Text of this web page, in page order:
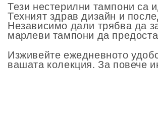
Тези нестерилни тампони са
Техният здрав дизайн и
Независимо дали трябва да
марлеви тампони да
Изживейте ежедневното
вашата колекция. За повече